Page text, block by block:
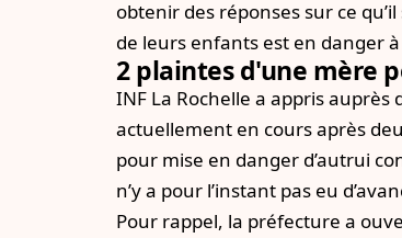
obtenir des réponses sur ce
de leurs enfants est en danger
2 plaintes d'une mère
INF La Rochelle a appris
actuellement en cours après
pour mise en danger d’autrui
n’y a pour l’instant pas eu
Pour rappel, la préfecture a